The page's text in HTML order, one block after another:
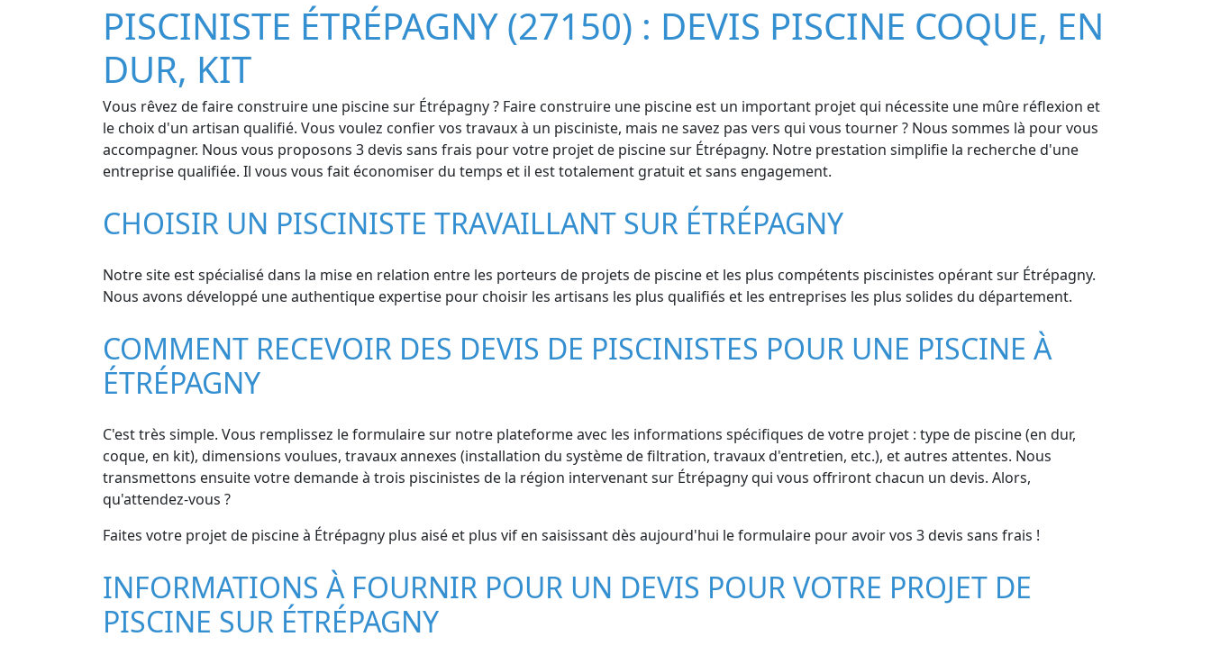
PISCINISTE ÉTRÉPAGNY (27150) : DEVIS PISCINE COQUE, EN
DUR, KIT
Vous rêvez de faire construire une piscine sur Étrépagny ? Faire construire une piscine est un important projet qui nécessite une mûre réflexion et
le choix d'un artisan qualifié. Vous voulez confier vos travaux à un pisciniste, mais ne savez pas vers qui vous tourner ? Nous sommes là pour vous
accompagner. Nous vous proposons 3 devis sans frais pour votre projet de piscine sur Étrépagny. Notre prestation simplifie la recherche d'une
entreprise qualifiée. Il vous vous fait économiser du temps et il est totalement gratuit et sans engagement.
CHOISIR UN PISCINISTE TRAVAILLANT SUR ÉTRÉPAGNY
Notre site est spécialisé dans la mise en relation entre les porteurs de projets de piscine et les plus compétents piscinistes opérant sur Étrépagny.
Nous avons développé une authentique expertise pour choisir les artisans les plus qualifiés et les entreprises les plus solides du département.
COMMENT RECEVOIR DES DEVIS DE PISCINISTES POUR UNE PISCINE À
ÉTRÉPAGNY
C'est très simple. Vous remplissez le formulaire sur notre plateforme avec les informations spécifiques de votre projet : type de piscine (en dur,
coque, en kit), dimensions voulues, travaux annexes (installation du système de filtration, travaux d'entretien, etc.), et autres attentes. Nous
transmettons ensuite votre demande à trois piscinistes de la région intervenant sur Étrépagny qui vous offriront chacun un devis. Alors,
qu'attendez-vous ?
Faites votre projet de piscine à Étrépagny plus aisé et plus vif en saisissant dès aujourd'hui le formulaire pour avoir vos 3 devis sans frais !
INFORMATIONS À FOURNIR POUR UN DEVIS POUR VOTRE PROJET DE
PISCINE SUR ÉTRÉPAGNY